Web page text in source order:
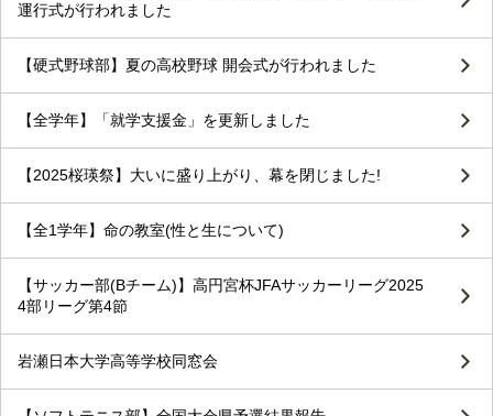
運行式が行われました
【硬式野球部】夏の高校野球 開会式が行われました
【全学年】「就学支援金」を更新しました
【2025桜瑛祭】大いに盛り上がり、幕を閉じました!
【全1学年】命の教室(性と生について)
【サッカー部(Bチーム)】高円宮杯JFAサッカーリーグ2025
4部リーグ第4節
岩瀬日本大学高等学校同窓会